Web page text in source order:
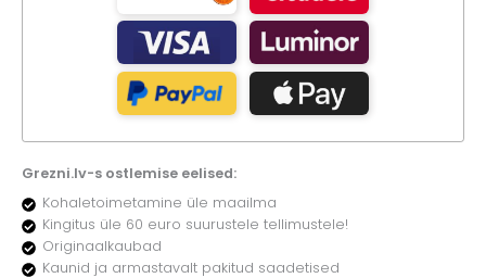
Grezni.lv-s ostlemise eelised:
Kohaletoimetamine üle maailma
Kingitus üle 60 euro suurustele tellimustele!
Originaalkaubad
Kaunid ja armastavalt pakitud saadetised